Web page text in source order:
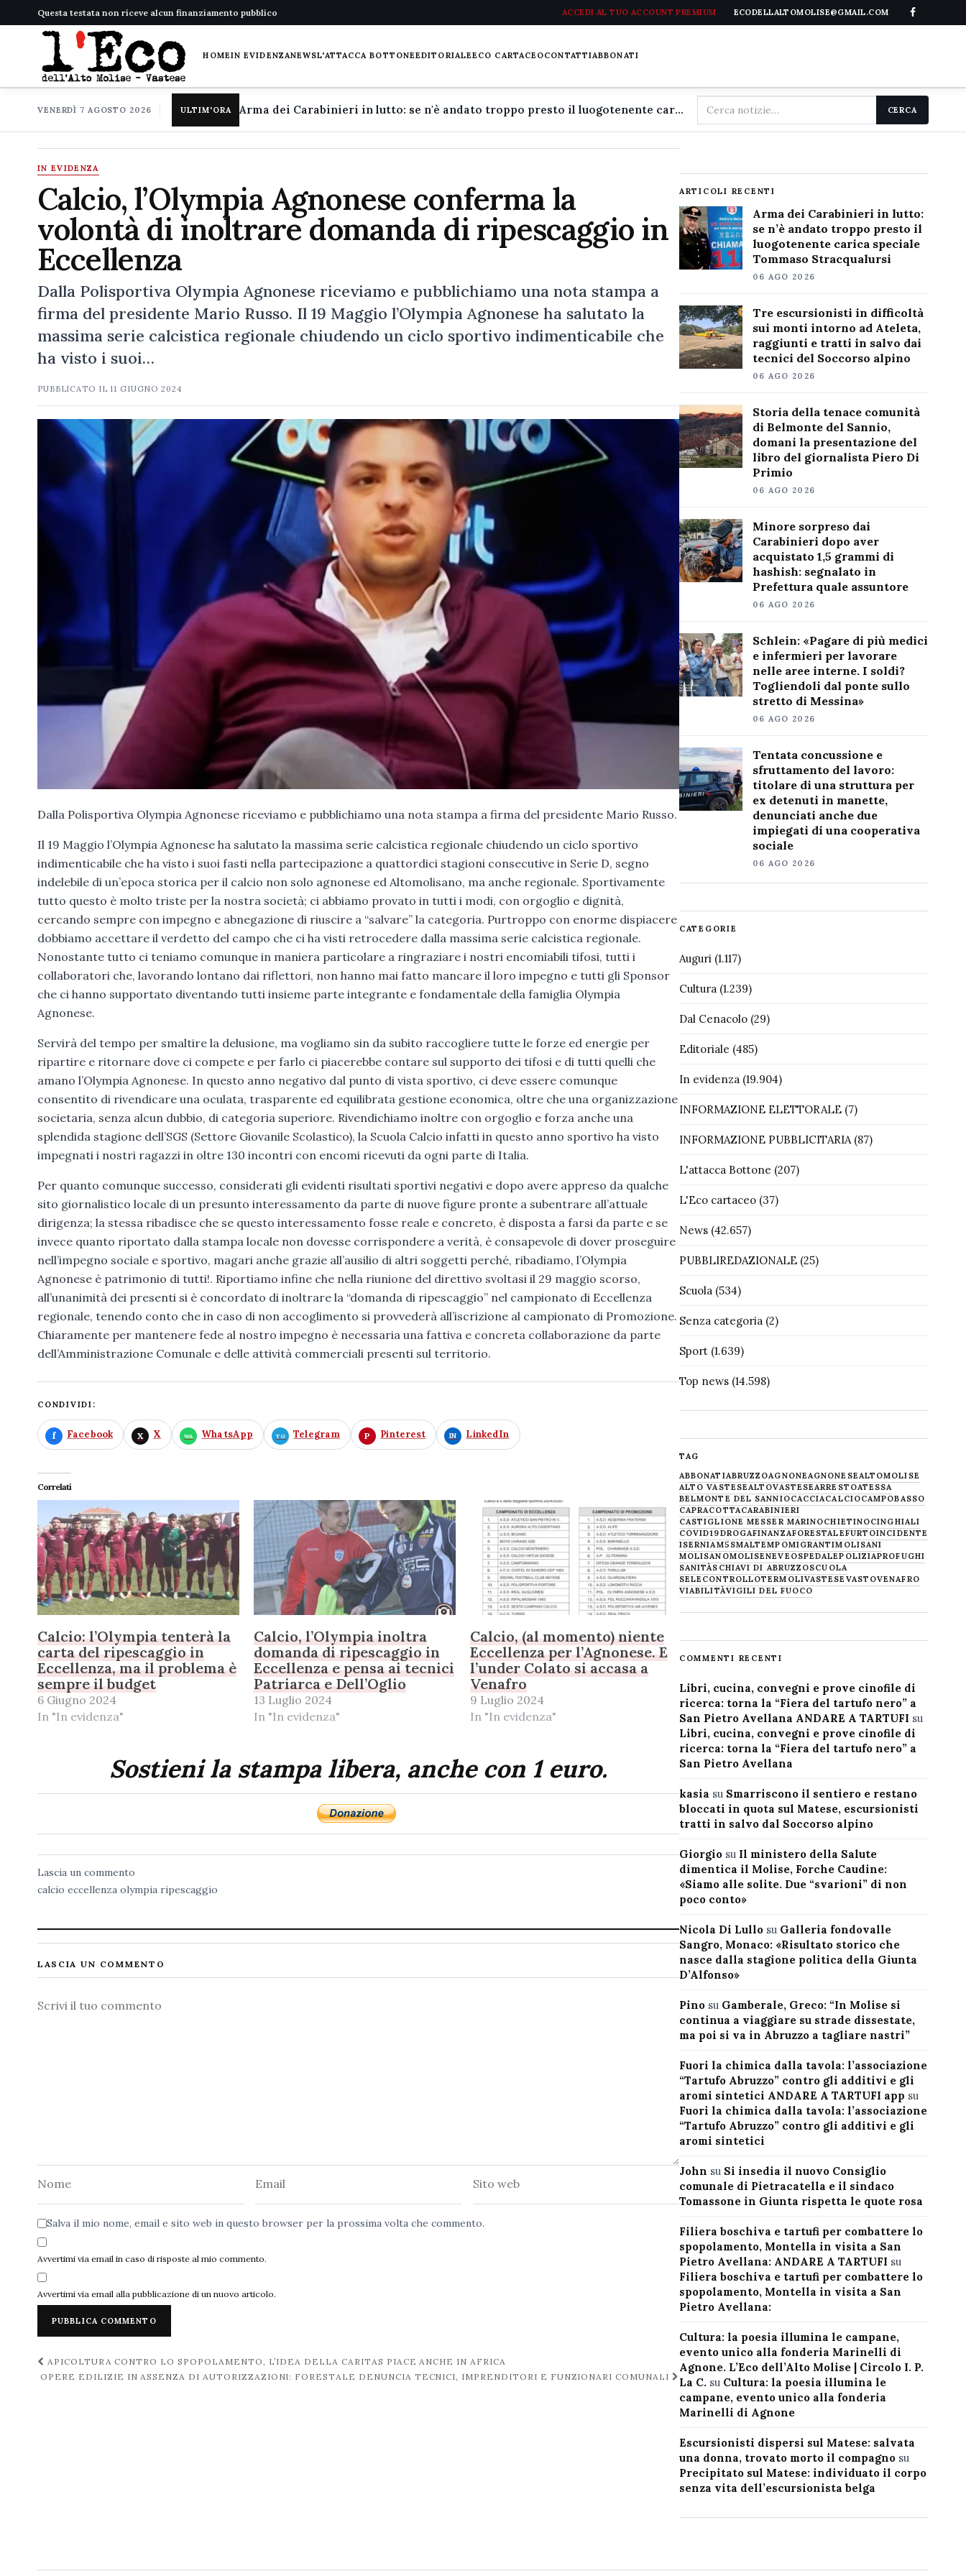
Questa testata non riceve alcun finanziamento pubblico ACCEDI AL TUO ACCOUNT PREMIUM ECODELLALTOMOLISE@GMAIL.COM
HOMEIN EVIDENZANEWSL'ATTACCA BOTTONEEDITORIALEECO CARTACEOCONTATTIABBONATI
VENERDÌ 7 AGOSTO 2026 ULTIM'ORA Arma dei Carabinieri in lutto: se n'è andato troppo presto il luogotenente carica speciale Tommaso Stracqualursi
Cerca
nel
CERCA
IN EVIDENZA
Calcio, l’Olympia Agnonese conferma la
volontà di inoltrare domanda di ripescaggio in
Eccellenza
Dalla Polisportiva Olympia Agnonese riceviamo e pubblichiamo una nota stampa a
firma del presidente Mario Russo. Il 19 Maggio l’Olympia Agnonese ha salutato la
massima serie calcistica regionale chiudendo un ciclo sportivo indimenticabile che
ha visto i suoi…
PUBBLICATO IL11 GIUGNO 2024
Dalla Polisportiva Olympia Agnonese riceviamo e pubblichiamo una nota stampa a firma del presidente Mario Russo.
Il 19 Maggio l’Olympia Agnonese ha salutato la massima serie calcistica regionale chiudendo un ciclo sportivo
indimenticabile che ha visto i suoi fasti nella partecipazione a quattordici stagioni consecutive in Serie D, segno
indelebile di un’epoca storica per il calcio non solo agnonese ed Altomolisano, ma anche regionale. Sportivamente
tutto questo è molto triste per la nostra società; ci abbiamo provato in tutti i modi, con orgoglio e dignità,
cercando sempre con impegno e abnegazione di riuscire a “salvare” la categoria. Purtroppo con enorme dispiacere
dobbiamo accettare il verdetto del campo che ci ha visti retrocedere dalla massima serie calcistica regionale.
Nonostante tutto ci teniamo comunque in maniera particolare a ringraziare i nostri encomiabili tifosi, tutti i
collaboratori che, lavorando lontano dai riflettori, non hanno mai fatto mancare il loro impegno e tutti gli Sponsor
che ci hanno supportato diventando tutti insieme parte integrante e fondamentale della famiglia Olympia
Agnonese.
Servirà del tempo per smaltire la delusione, ma vogliamo sin da subito raccogliere tutte le forze ed energie per
ripartire e ritornare dove ci compete e per farlo ci piacerebbe contare sul supporto dei tifosi e di tutti quelli che
amano l’Olympia Agnonese. In questo anno negativo dal punto di vista sportivo, ci deve essere comunque
consentito di rivendicare una oculata, trasparente ed equilibrata gestione economica, oltre che una organizzazione
societaria, senza alcun dubbio, di categoria superiore. Rivendichiamo inoltre con orgoglio e forza anche una
splendida stagione dell’SGS (Settore Giovanile Scolastico), la Scuola Calcio infatti in questo anno sportivo ha visto
impegnati i nostri ragazzi in oltre 130 incontri con encomi ricevuti da ogni parte di Italia.
Per quanto comunque successo, considerati gli evidenti risultati sportivi negativi e dopo avere appreso da qualche
sito giornalistico locale di un presunto interessamento da parte di nuove figure pronte a subentrare all’attuale
dirigenza; la stessa ribadisce che se questo interessamento fosse reale e concreto, è disposta a farsi da parte e se
invece quanto riportato dalla stampa locale non dovesse corrispondere a verità, è consapevole di dover proseguire
nell’impegno sociale e sportivo, magari anche grazie all’ausilio di altri soggetti perché, ribadiamo, l’Olympia
Agnonese è patrimonio di tutti!. Riportiamo infine che nella riunione del direttivo svoltasi il 29 maggio scorso,
all’unanimità dei presenti si è concordato di inoltrare la “domanda di ripescaggio” nel campionato di Eccellenza
regionale, tenendo conto che in caso di non accoglimento si provvederà all’iscrizione al campionato di Promozione.
Chiaramente per mantenere fede al nostro impegno è necessaria una fattiva e concreta collaborazione da parte
dell’Amministrazione Comunale e delle attività commerciali presenti sul territorio.
CONDIVIDI:
Facebook X WhatsApp Telegram Pinterest LinkedIn
Correlati
Calcio: l’Olympia tenterà la
carta del ripescaggio in
Eccellenza, ma il problema è
sempre il budget
6 Giugno 2024
In "In evidenza"
Calcio, l’Olympia inoltra
domanda di ripescaggio in
Eccellenza e pensa ai tecnici
Patriarca e Dell’Oglio
13 Luglio 2024
In "In evidenza"
Calcio, (al momento) niente
Eccellenza per l’Agnonese. E
l’under Colato si accasa a
Venafro
9 Luglio 2024
In "In evidenza"
Sostieni la stampa libera, anche con 1 euro.
Lascia un commento
calcio eccellenza olympia ripescaggio
LASCIA UN COMMENTO
Commento
Salva il mio nome, email e sito web in questo browser per la prossima volta che commento.
Avvertimi via email in caso di risposte al mio commento.
Avvertimi via email alla pubblicazione di un nuovo articolo.
Navigazione
post
APICOLTURA CONTRO LO SPOPOLAMENTO, L’IDEA DELLA CARITAS PIACE ANCHE IN AFRICA
OPERE EDILIZIE IN ASSENZA DI AUTORIZZAZIONI: FORESTALE DENUNCIA TECNICI, IMPRENDITORI E FUNZIONARI COMUNALI
ARTICOLI RECENTI
Arma dei Carabinieri in lutto:
se n’è andato troppo presto il
luogotenente carica speciale
Tommaso Stracqualursi
06 AGO 2026
Tre escursionisti in difficoltà
sui monti intorno ad Ateleta,
raggiunti e tratti in salvo dai
tecnici del Soccorso alpino
06 AGO 2026
Storia della tenace comunità
di Belmonte del Sannio,
domani la presentazione del
libro del giornalista Piero Di
Primio
06 AGO 2026
Minore sorpreso dai
Carabinieri dopo aver
acquistato 1,5 grammi di
hashish: segnalato in
Prefettura quale assuntore
06 AGO 2026
Schlein: «Pagare di più medici
e infermieri per lavorare
nelle aree interne. I soldi?
Togliendoli dal ponte sullo
stretto di Messina»
06 AGO 2026
Tentata concussione e
sfruttamento del lavoro:
titolare di una struttura per
ex detenuti in manette,
denunciati anche due
impiegati di una cooperativa
sociale
06 AGO 2026
CATEGORIE
Auguri(1.117)
Cultura(1.239)
Dal Cenacolo(29)
Editoriale (485)
In evidenza(19.904)
INFORMAZIONE ELETTORALE(7)
INFORMAZIONE PUBBLICITARIA(87)
L'attacca Bottone (207)
L'Eco cartaceo(37)
News(42.657)
PUBBLIREDAZIONALE(25)
Scuola(534)
Senza categoria(2)
Sport(1.639)
Top news(14.598)
TAG
ABBONATIABRUZZOAGNONEAGNONESEALTOMOLISE
ALTO VASTESEALTOVASTESEARRESTOATESSA
BELMONTE DEL SANNIOCACCIACALCIOCAMPOBASSO
CAPRACOTTACARABINIERI
CASTIGLIONE MESSER MARINOCHIETINOCINGHIALI
COVID19DROGAFINANZAFORESTALEFURTOINCIDENTE
ISERNIAM5SMALTEMPOMIGRANTIMOLISANI
MOLISANOMOLISENEVE OSPEDALEPOLIZIAPROFUGHI
SANITÀSCHIAVI DI ABRUZZOSCUOLA
SELECONTROLLOTERMOLIVASTESE VASTOVENAFRO
VIABILITÀVIGILI DEL FUOCO
COMMENTI RECENTI
Libri, cucina, convegni e prove cinofile di
ricerca: torna la “Fiera del tartufo nero” a
San Pietro Avellana ANDARE A TARTUFI su
Libri, cucina, convegni e prove cinofile di
ricerca: torna la “Fiera del tartufo nero” a
San Pietro Avellana
kasia su Smarriscono il sentiero e restano
bloccati in quota sul Matese, escursionisti
tratti in salvo dal Soccorso alpino
Giorgiosu Il ministero della Salute
dimentica il Molise, Forche Caudine:
«Siamo alle solite. Due “svarioni” di non
poco conto»
Nicola Di Lullosu Galleria fondovalle
Sangro, Monaco: «Risultato storico che
nasce dalla stagione politica della Giunta
D’Alfonso»
Pinosu Gamberale, Greco: “In Molise si
continua a viaggiare su strade dissestate,
ma poi si va in Abruzzo a tagliare nastri”
Fuori la chimica dalla tavola: l’associazione
“Tartufo Abruzzo” contro gli additivi e gli
aromi sintetici ANDARE A TARTUFI app su
Fuori la chimica dalla tavola: l’associazione
“Tartufo Abruzzo” contro gli additivi e gli
aromi sintetici
John su Si insedia il nuovo Consiglio
comunale di Pietracatella e il sindaco
Tomassone in Giunta rispetta le quote rosa
Filiera boschiva e tartufi per combattere lo
spopolamento, Montella in visita a San
Pietro Avellana: ANDARE A TARTUFI su
Filiera boschiva e tartufi per combattere lo
spopolamento, Montella in visita a San
Pietro Avellana:
Cultura: la poesia illumina le campane,
evento unico alla fonderia Marinelli di
Agnone. L’Eco dell’Alto Molise | Circolo I. P.
La C. su Cultura: la poesia illumina le
campane, evento unico alla fonderia
Marinelli di Agnone
Escursionisti dispersi sul Matese: salvata
una donna, trovato morto il compagnosu
Precipitato sul Matese: individuato il corpo
senza vita dell’escursionista belga